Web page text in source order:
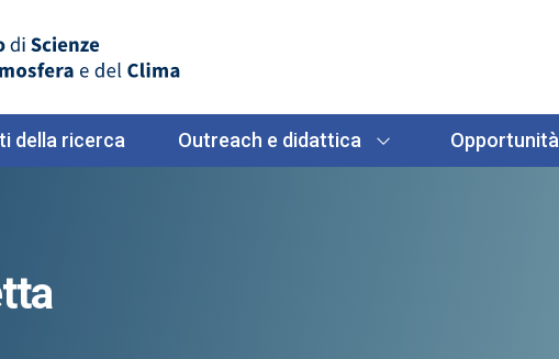
della ricerca Outreach e didattica Opportunità